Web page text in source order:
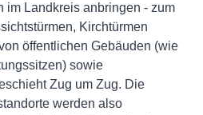
im Landkreis anbringen - zum
Kirchtürmen
öffentlichen Gebäuden (wie
sowie
Zug um Zug. Die
werden also